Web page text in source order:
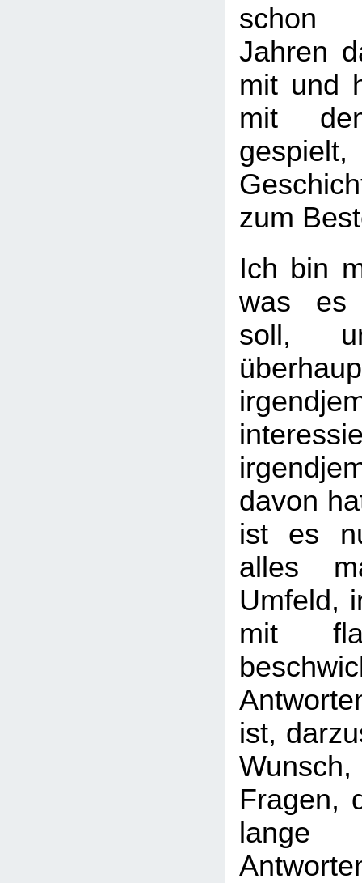
schon
Jahren
mit und
mit
zum
Ich bin
was es
soll,
davon
ist es
alles
Umfeld,
mit
ist,
Fragen,
lange